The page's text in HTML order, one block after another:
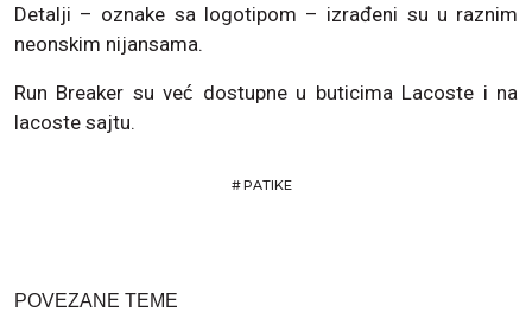
Detalji – oznake sa logotipom – izrađeni su u raznim
neonskim nijansama.
Run Breaker su već dostupne u buticima Lacoste i na
lacoste sajtu.
#PATIKE
POVEZANE TEME